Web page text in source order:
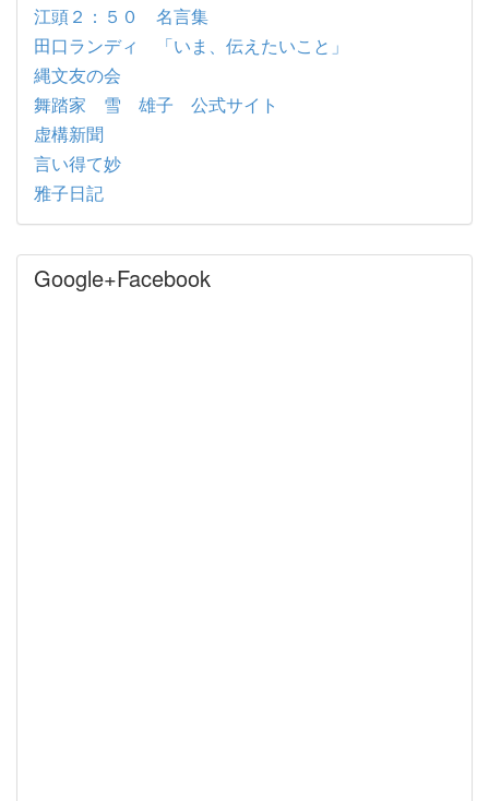
江頭２：５０ 名言集
田口ランディ 「いま、伝えたいこと」
縄文友の会
舞踏家 雪 雄子 公式サイト
虚構新聞
言い得て妙
雅子日記
Google+Facebook